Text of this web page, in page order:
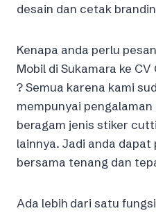
desain dan cetak
Kenapa anda perlu
Mobil di Sukamara ke CV
? Semua karena kami
mempunyai
beragam jenis stiker
lainnya. Jadi anda
bersama tenang dan
Ada lebih dari satu